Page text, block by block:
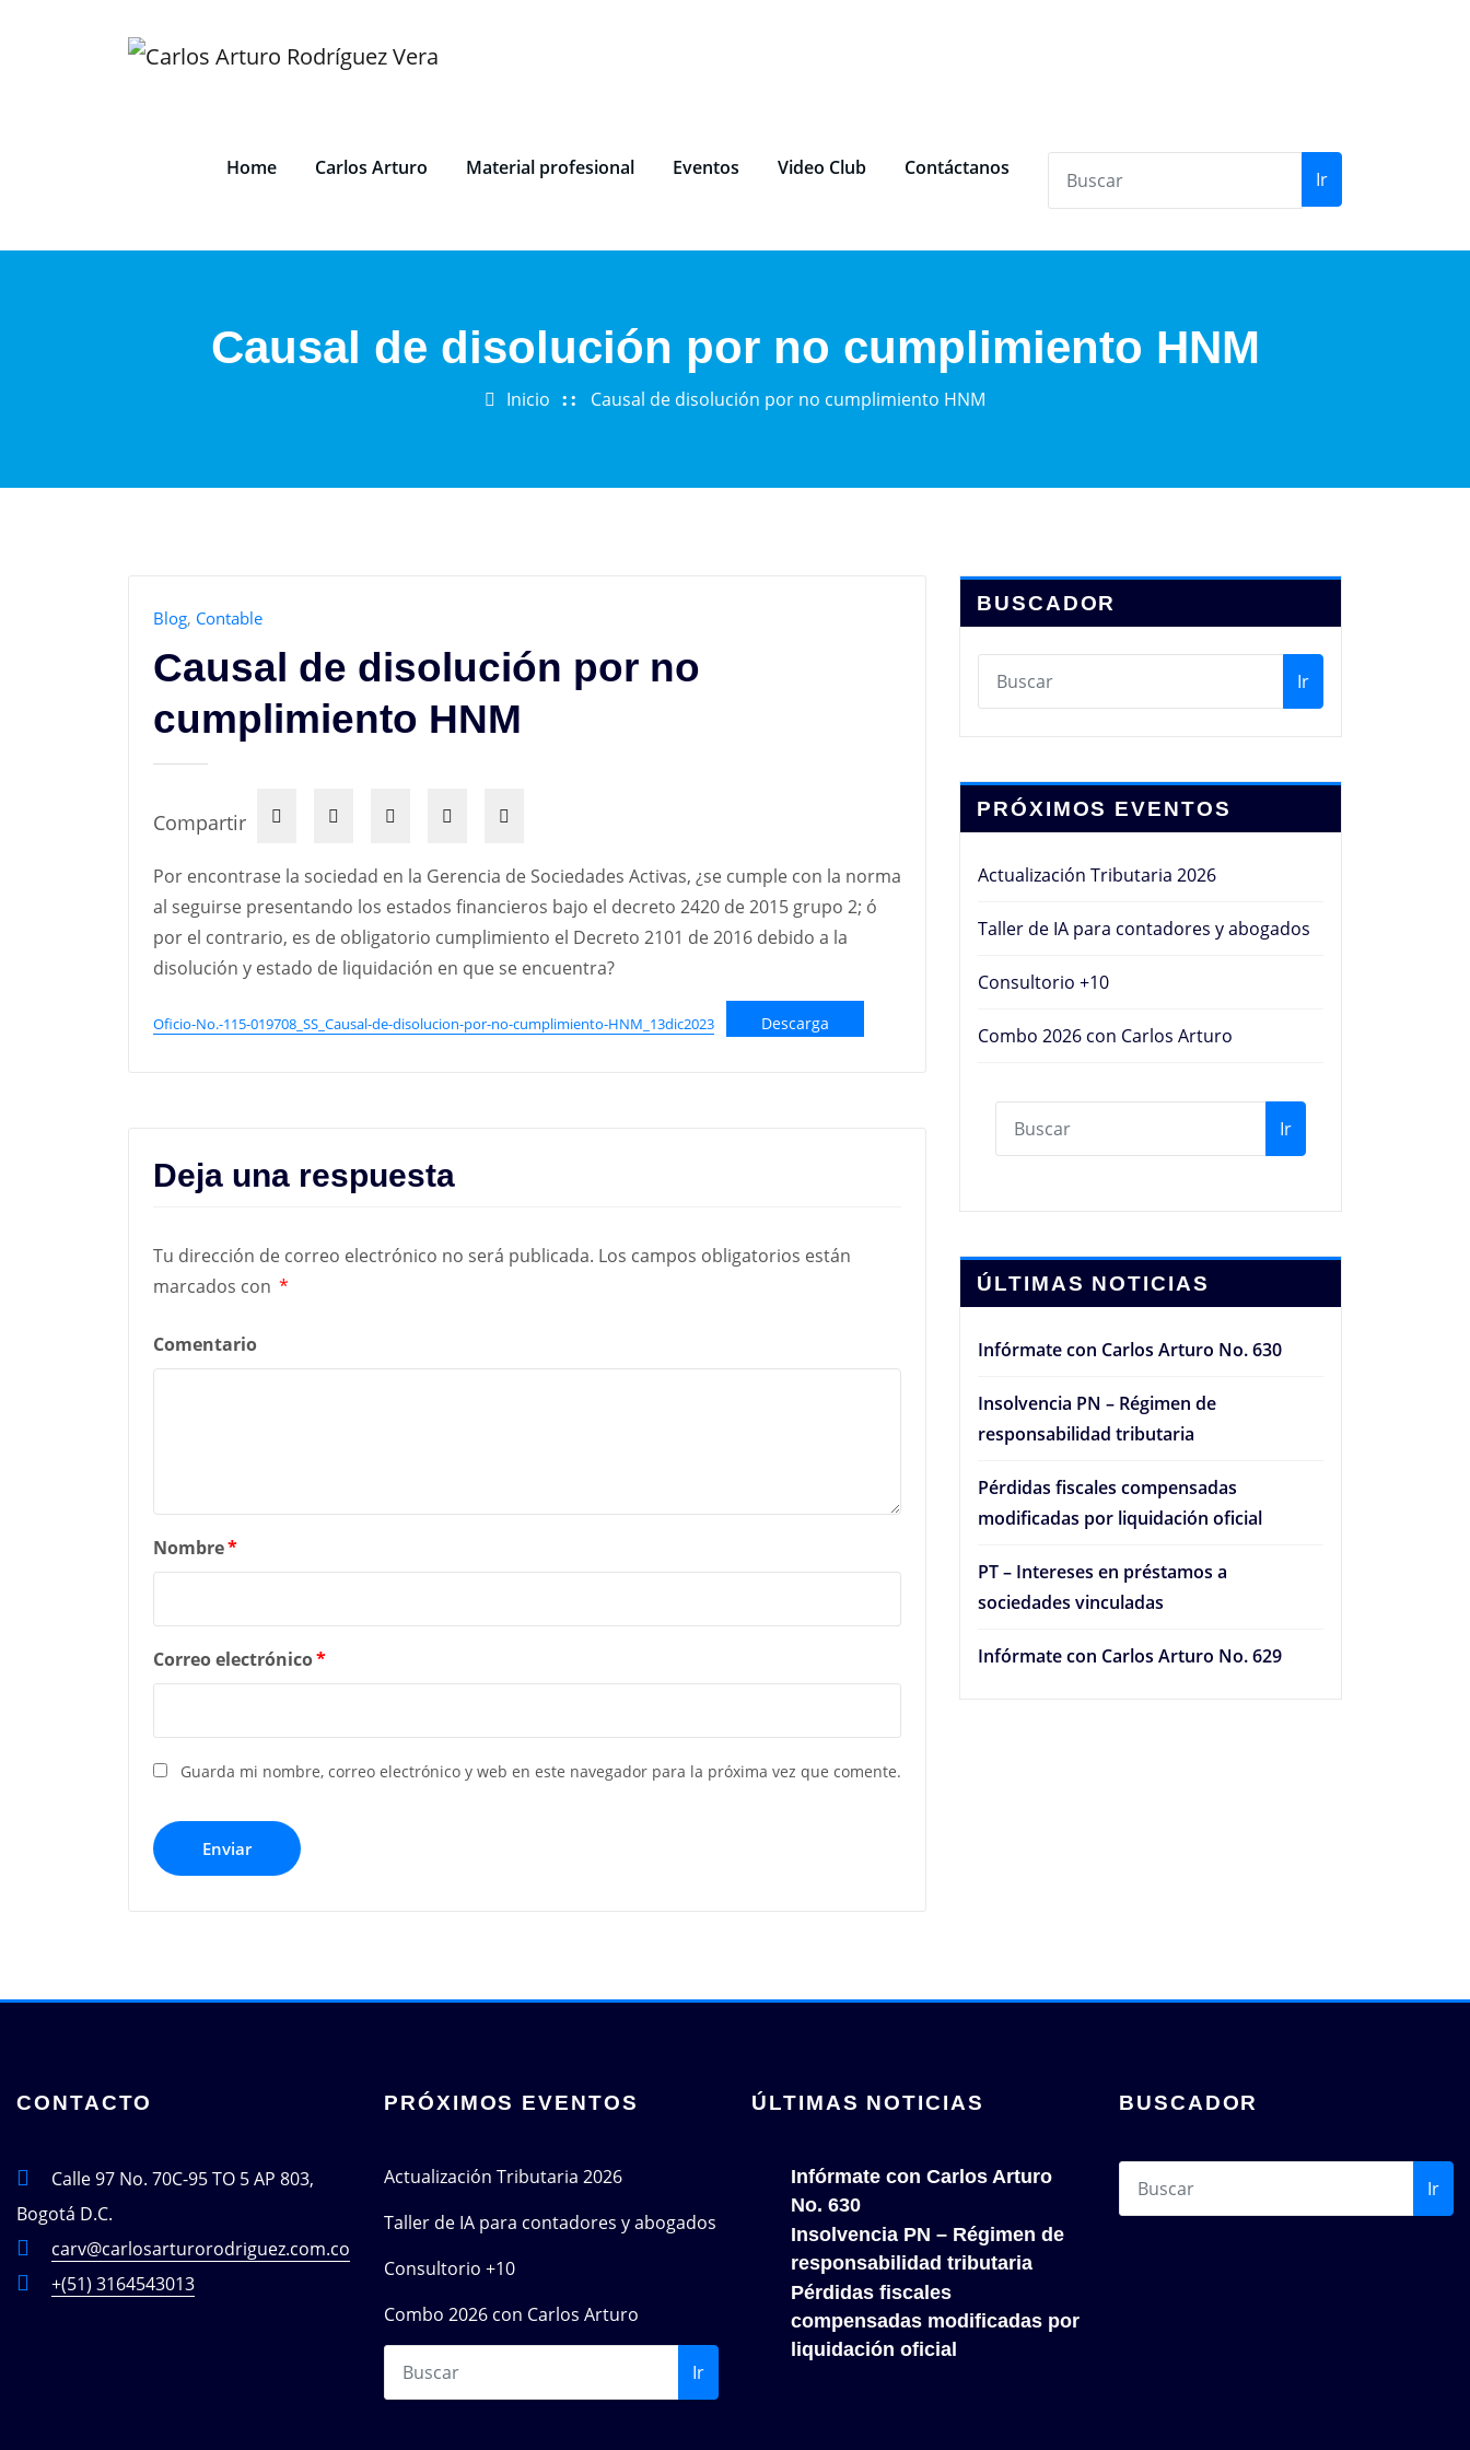
Home Carlos Arturo Material profesional Eventos Video Club Contáctanos Ir
Causal de disolución por no cumplimiento HNM
Inicio Causal de disolución por no cumplimiento HNM
Blog, Contable
Causal de disolución por no
cumplimiento HNM
Compartir
Por encontrase la sociedad en la Gerencia de Sociedades Activas, ¿se cumple con la norma
al seguirse presentando los estados financieros bajo el decreto 2420 de 2015 grupo 2; ó
por el contrario, es de obligatorio cumplimiento el Decreto 2101 de 2016 debido a la
disolución y estado de liquidación en que se encuentra?
Oficio-No.-115-019708_SS_Causal-de-disolucion-por-no-cumplimiento-HNM_13dic2023 Descarga
Deja una respuesta
Tu dirección de correo electrónico no será publicada. Los campos obligatorios están
marcados con *
Comentario
Nombre*
Correo electrónico*
Guarda mi nombre, correo electrónico y web en este navegador para la próxima vez que comente.
BUSCADOR
Ir
PRÓXIMOS EVENTOS
Actualización Tributaria 2026
Taller de IA para contadores y abogados
Consultorio +10
Combo 2026 con Carlos Arturo
Ir
ÚLTIMAS NOTICIAS
Infórmate con Carlos Arturo No. 630
Insolvencia PN – Régimen de
responsabilidad tributaria
Pérdidas fiscales compensadas
modificadas por liquidación oficial
PT – Intereses en préstamos a
sociedades vinculadas
Infórmate con Carlos Arturo No. 629
CONTACTO
Calle 97 No. 70C-95 TO 5 AP 803,
Bogotá D.C.
carv@carlosarturorodriguez.com.co
+(51) 3164543013
PRÓXIMOS EVENTOS
Actualización Tributaria 2026
Taller de IA para contadores y abogados
Consultorio +10
Combo 2026 con Carlos Arturo
Ir
ÚLTIMAS NOTICIAS
Infórmate con Carlos Arturo
No. 630
Insolvencia PN – Régimen de
responsabilidad tributaria
Pérdidas fiscales
compensadas modificadas por
liquidación oficial
BUSCADOR
Ir